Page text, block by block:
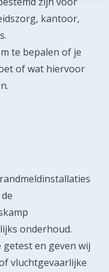
, kantoor,
te bepalen of je
of wat hiervoor
onderhoud.
en geven wij
vluchtgevaarlijke